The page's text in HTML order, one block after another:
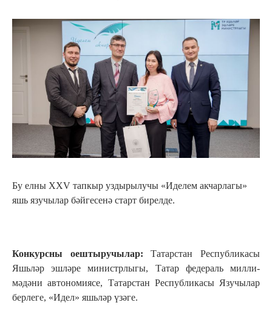
Бу елны XXV тапкыр уздырылучы «Иделем акчарлагы»
яшь язучылар бәйгесенә старт бирелде.
Конкурсны оештыручылар: Татарстан Республикасы
Яшьләр эшләре министрлыгы, Татар федераль милли-
мәдәни автономиясе, Татарстан Республикасы Язучылар
берлеге, «Идел» яшьләр үзәге.